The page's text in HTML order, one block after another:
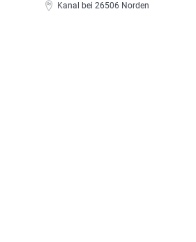
Kanal bei 26506 Norden